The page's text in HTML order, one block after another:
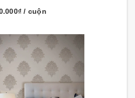
/ cuộn